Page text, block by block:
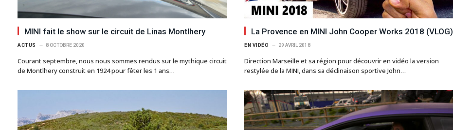
MINI fait le show sur le circuit de Linas Montlhery
ACTUS 8 OCTOBRE 2020
Courant septembre, nous nous sommes rendus sur le mythique circuit
de Montlhery construit en 1924 pour fêter les 1 ans…
La Provence en MINI John Cooper Works 2018 (VLOG)
EN VIDÉO 29 AVRIL 2018
Direction Marseille et sa région pour découvrir en vidéo la version
restylée de la MINI, dans sa déclinaison sportive John…